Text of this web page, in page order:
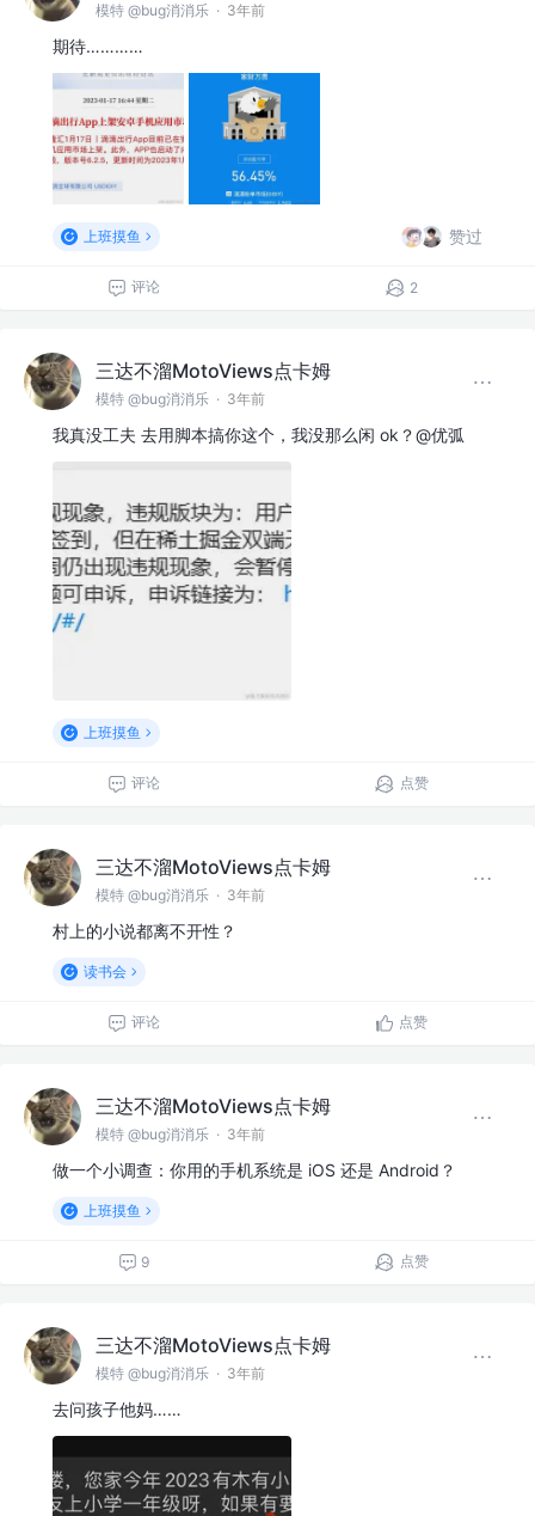
模特 @bug消消乐 · 3年前
期待…………
上班摸鱼 赞过
评论 2
三达不溜MotoViews点卡姆
模特 @bug消消乐 · 3年前
我真没工夫 去用脚本搞你这个，我没那么闲 ok？@优弧
上班摸鱼
评论 点赞
三达不溜MotoViews点卡姆
模特 @bug消消乐 · 3年前
村上的小说都离不开性？
读书会
评论 点赞
三达不溜MotoViews点卡姆
模特 @bug消消乐 · 3年前
做一个小调查：你用的手机系统是 iOS 还是 Android？
上班摸鱼
9 点赞
三达不溜MotoViews点卡姆
模特 @bug消消乐 · 3年前
去问孩子他妈……